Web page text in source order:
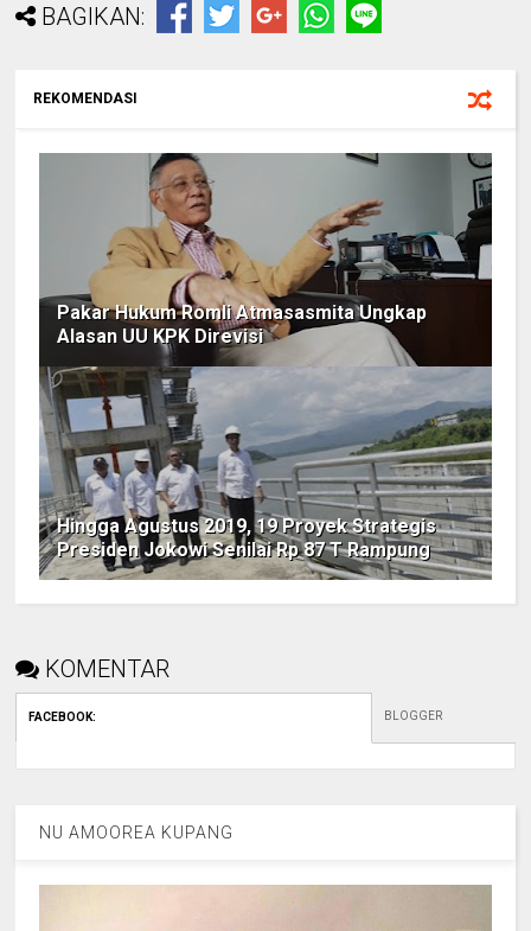
BAGIKAN:
REKOMENDASI
Pakar Hukum Romli Atmasasmita Ungkap
Alasan UU KPK Direvisi
Hingga Agustus 2019, 19 Proyek Strategis
Presiden Jokowi Senilai Rp 87 T Rampung
KOMENTAR
FACEBOOK: BLOGGER
NU AMOOREA KUPANG